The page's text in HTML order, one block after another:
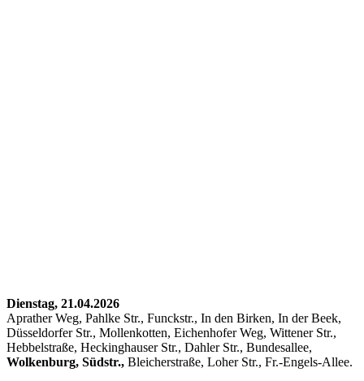
Dienstag, 21.04.2026
Aprather Weg, Pahlke Str., Funckstr., In den Birken, In der Beek,
Düsseldorfer Str., Mollenkotten, Eichenhofer Weg, Wittener Str.,
Hebbelstraße, Heckinghauser Str., Dahler Str., Bundesallee,
Wolkenburg, Südstr., Bleicherstraße, Loher Str., Fr.-Engels-Allee.